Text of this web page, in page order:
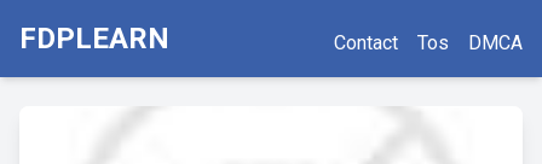
FDPLEARN Contact Tos DMCA